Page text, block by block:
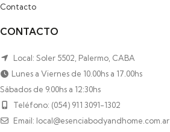
Contacto
CONTACTO
Local: Soler 5502, Palermo, CABA
Lunes a Viernes de 10.00hs a 17.00hs
Sábados de 9.00hs a 12:30hs
Teléfono: (054) 911 3091-1302
Email: local@esenciabodyandhome.com.ar